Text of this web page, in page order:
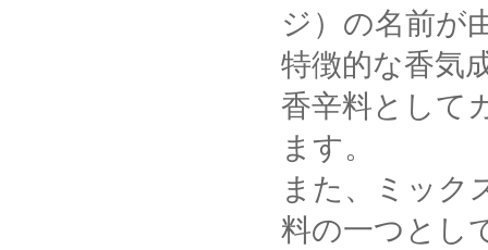
ジ）の名前が
特徴的な香気
香辛料として
ます。
また、ミック
料の一つとし